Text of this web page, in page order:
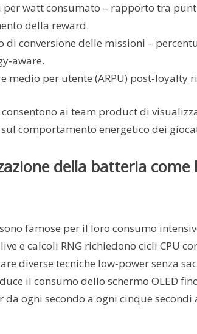
per watt consumato – rapporto tra
della reward.
di conversione delle missioni –
medio per utente (ARPU)
ai team product di
comportamento energetico dei
della batteria
famose per il loro consumo
e calcoli RNG richiedono cicli CPU
diverse tecniche low‑power senza
il consumo dello schermo OLED
da ogni secondo a ogni cinque